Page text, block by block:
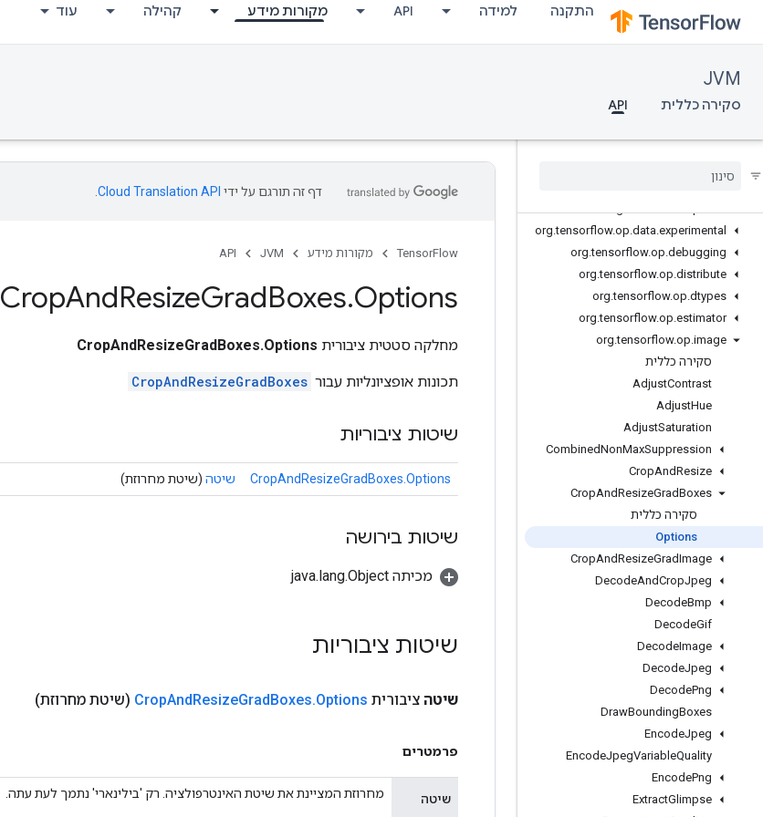
התקנה למידה API מקורות מידע קהילה עוד
JVM
סקירה כללית API
org.tensorflow.ndarray.impl.sequence
org.tensorflow.ndarray.index
org.tensorflow.op.annotation
org.tensorflow.op.audio
org.tensorflow.op.cluster
core
org.tensorflow.op.data.experimental
org.tensorflow.op.debugging
org.tensorflow.op.distribute
org.tensorflow.op.dtypes
org.tensorflow.op.estimator
org.tensorflow.op.image
סקירה כללית
AdjustContrast
AdjustHue
AdjustSaturation
CombinedNonMaxSuppression
CropAndResize
CropAndResizeGradBoxes
סקירה כללית
Options
CropAndResizeGradImage
DecodeAndCropJpeg
DecodeBmp
DecodeGif
DecodeImage
DecodeJpeg
DecodePng
DrawBoundingBoxes
EncodeJpeg
EncodeJpegVariableQuality
EncodePng
ExtractGlimpse
דף זה תורגם על ידי Cloud Translation API
TensorFlow מקורות מידע JVM
API
CropAndResizeGradBoxes.Options
מחלקה סטטית ציבורית CropAndResizeGradBoxes.Options
תכונות אופציונליות עבור CropAndResizeGradBoxes
שיטות ציבוריות
CropAndResizeGradBoxes.Options שיטה (שיטת מחרוזת)
שיטות בירושה
מכיתה java.lang.Object
שיטות ציבוריות
שיטה ציבורית CropAndResizeGradBoxes.Options (שיטת מחרוזת)
פרמטרים
שיטה מחרוזת המציינת את שיטת האינטרפולציה. רק 'בילינארי' נתמך לעת עתה.